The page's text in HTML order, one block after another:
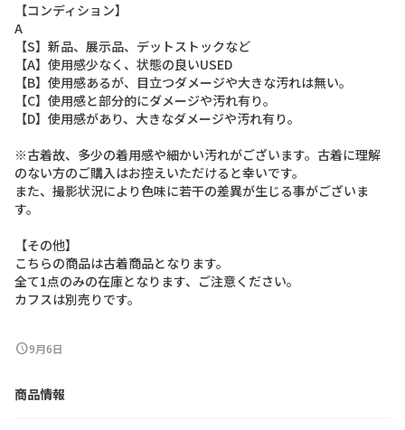
【コ ンディ ショ ン】
A
【S】 新品、 展示品、 デッ トス ト ックなど
【A】 使用感少なく 、 状態の良いUSED
【B】 使用感あるが、 目立つダメージや大きな汚れは無い。
【C】 使用感と部分的にダメージや汚れ有り。
【D】 使用感があり、 大きなダメージや汚れ有り。
※古着故、 多少の着用感や細かい汚れがございます。 古着に理解
のない方のご購入はお控えいただける と幸いです。
また、 撮影状況によ り色味に若干の差異が生じる事がございま
す。
【その他】
こち らの商品は古着商品となり ます。
全て1点のみの在庫となり ます、 ご注意く ださい。
カ フスは別売りです。
schedule9月6日
商品情報